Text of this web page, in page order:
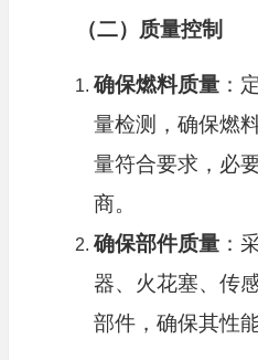
（二）质量控制
确保燃料质量：
量检测，确保燃
量符合要求，必
商。
确保部件质量：
器、火花塞、传
部件，确保其性能